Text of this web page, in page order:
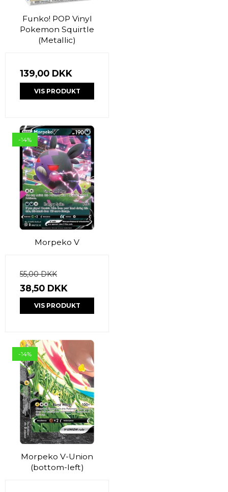
Funko! POP Vinyl
Pokemon Squirtle
(Metallic)
139,00 DKK
VIS PRODUKT
-14%
Morpeko V
55,00 DKK
38,50 DKK
VIS PRODUKT
-14%
Morpeko V-Union
(bottom-left)